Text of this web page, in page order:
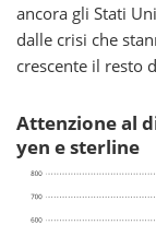
ancora gli Stati
dalle crisi che
crescente il resto
Attenzione al
yen e sterline